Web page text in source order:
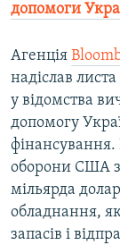
допомоги
Агенція
надіслав
у відомства
допомогу
фінансування.
оборони США
мільярда
обладнання,
запасів і